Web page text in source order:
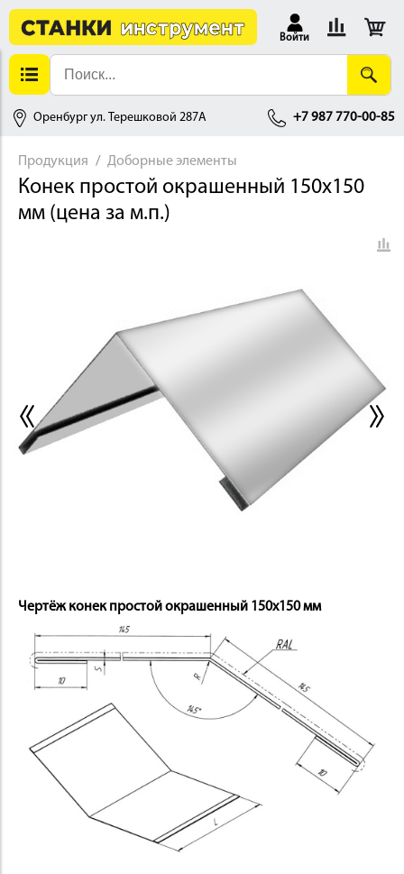
Войти
Оренбург ул. Терешковой 287А +7 987 770-00-85
ДЕРЕВООБРАБОТКА
ОСНАСТКА
Продукция Доборные элементы
Конек простой окрашенный 150х150
мм (цена за м.п.)
Чертёж конек простой окрашенный 150х150 мм